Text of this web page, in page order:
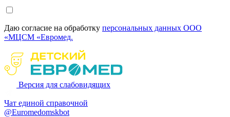
Даю согласие на обработку персональных данных ООО
«МЦСМ «Евромед.
Версия для слабовидящих
Чат единой справочной
@Euromedomskbot